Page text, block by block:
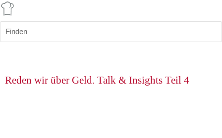
Finden
Reden wir über Geld. Talk & Insights Teil 4